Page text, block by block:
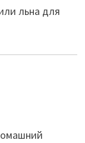
льна для